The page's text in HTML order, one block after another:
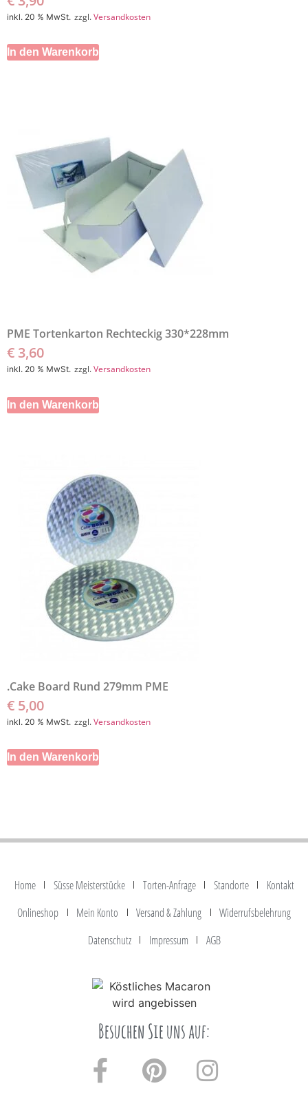
inkl. 20 % MwSt. zzgl.Versandkosten
In den Warenkorb
PME Tortenkarton Rechteckig 330*228mm
€ 3,60
inkl. 20 % MwSt. zzgl.Versandkosten
In den Warenkorb
.Cake Board Rund 279mm PME
€ 5,00
inkl. 20 % MwSt. zzgl.Versandkosten
In den Warenkorb
Home Süsse Meisterstücke Torten-Anfrage Standorte
Kontakt
Onlineshop
Mein Konto Versand & Zahlung
Widerrufsbelehrung
Datenschutz
Impressum AGB
Besuchen Sie uns auf: